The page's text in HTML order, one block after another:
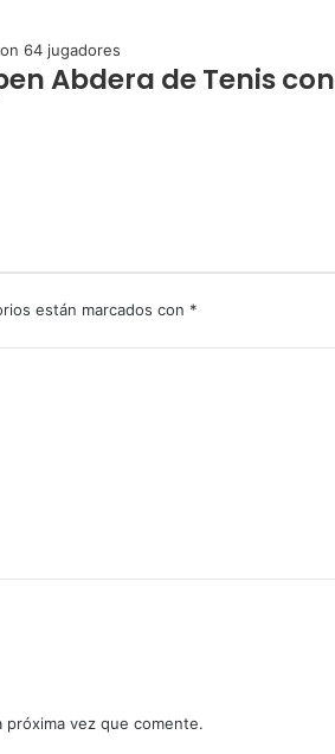
Abdera de Tenis con
están marcados con *
vez que comente.